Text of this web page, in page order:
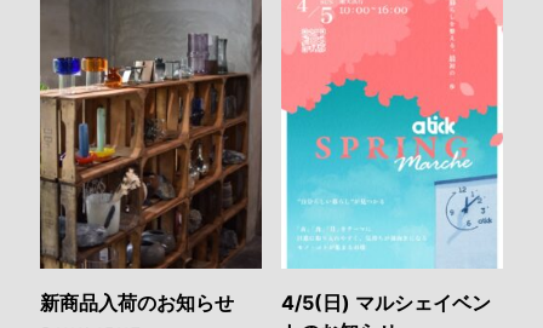
新商品入荷のお知らせ
4/5(日) マルシェイベン